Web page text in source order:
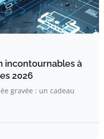
incontournables à
2026
gravée : un cadeau